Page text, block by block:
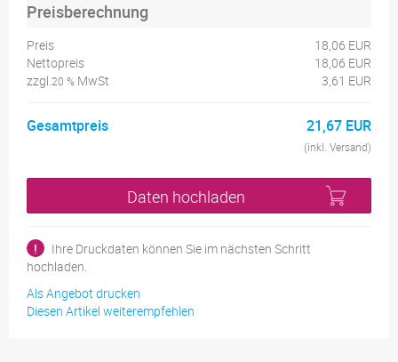
Preisberechnung
Preis
18,06 EUR
Nettopreis
18,06 EUR
zzgl.20 % MwSt 3,61 EUR
Gesamtpreis 21,67 EUR
(inkl. Versand)
Daten hochladen
!
Ihre Druckdaten können Sie im nächsten Schritt
hochladen.
Als Angebot drucken
Diesen Artikel weiterempfehlen